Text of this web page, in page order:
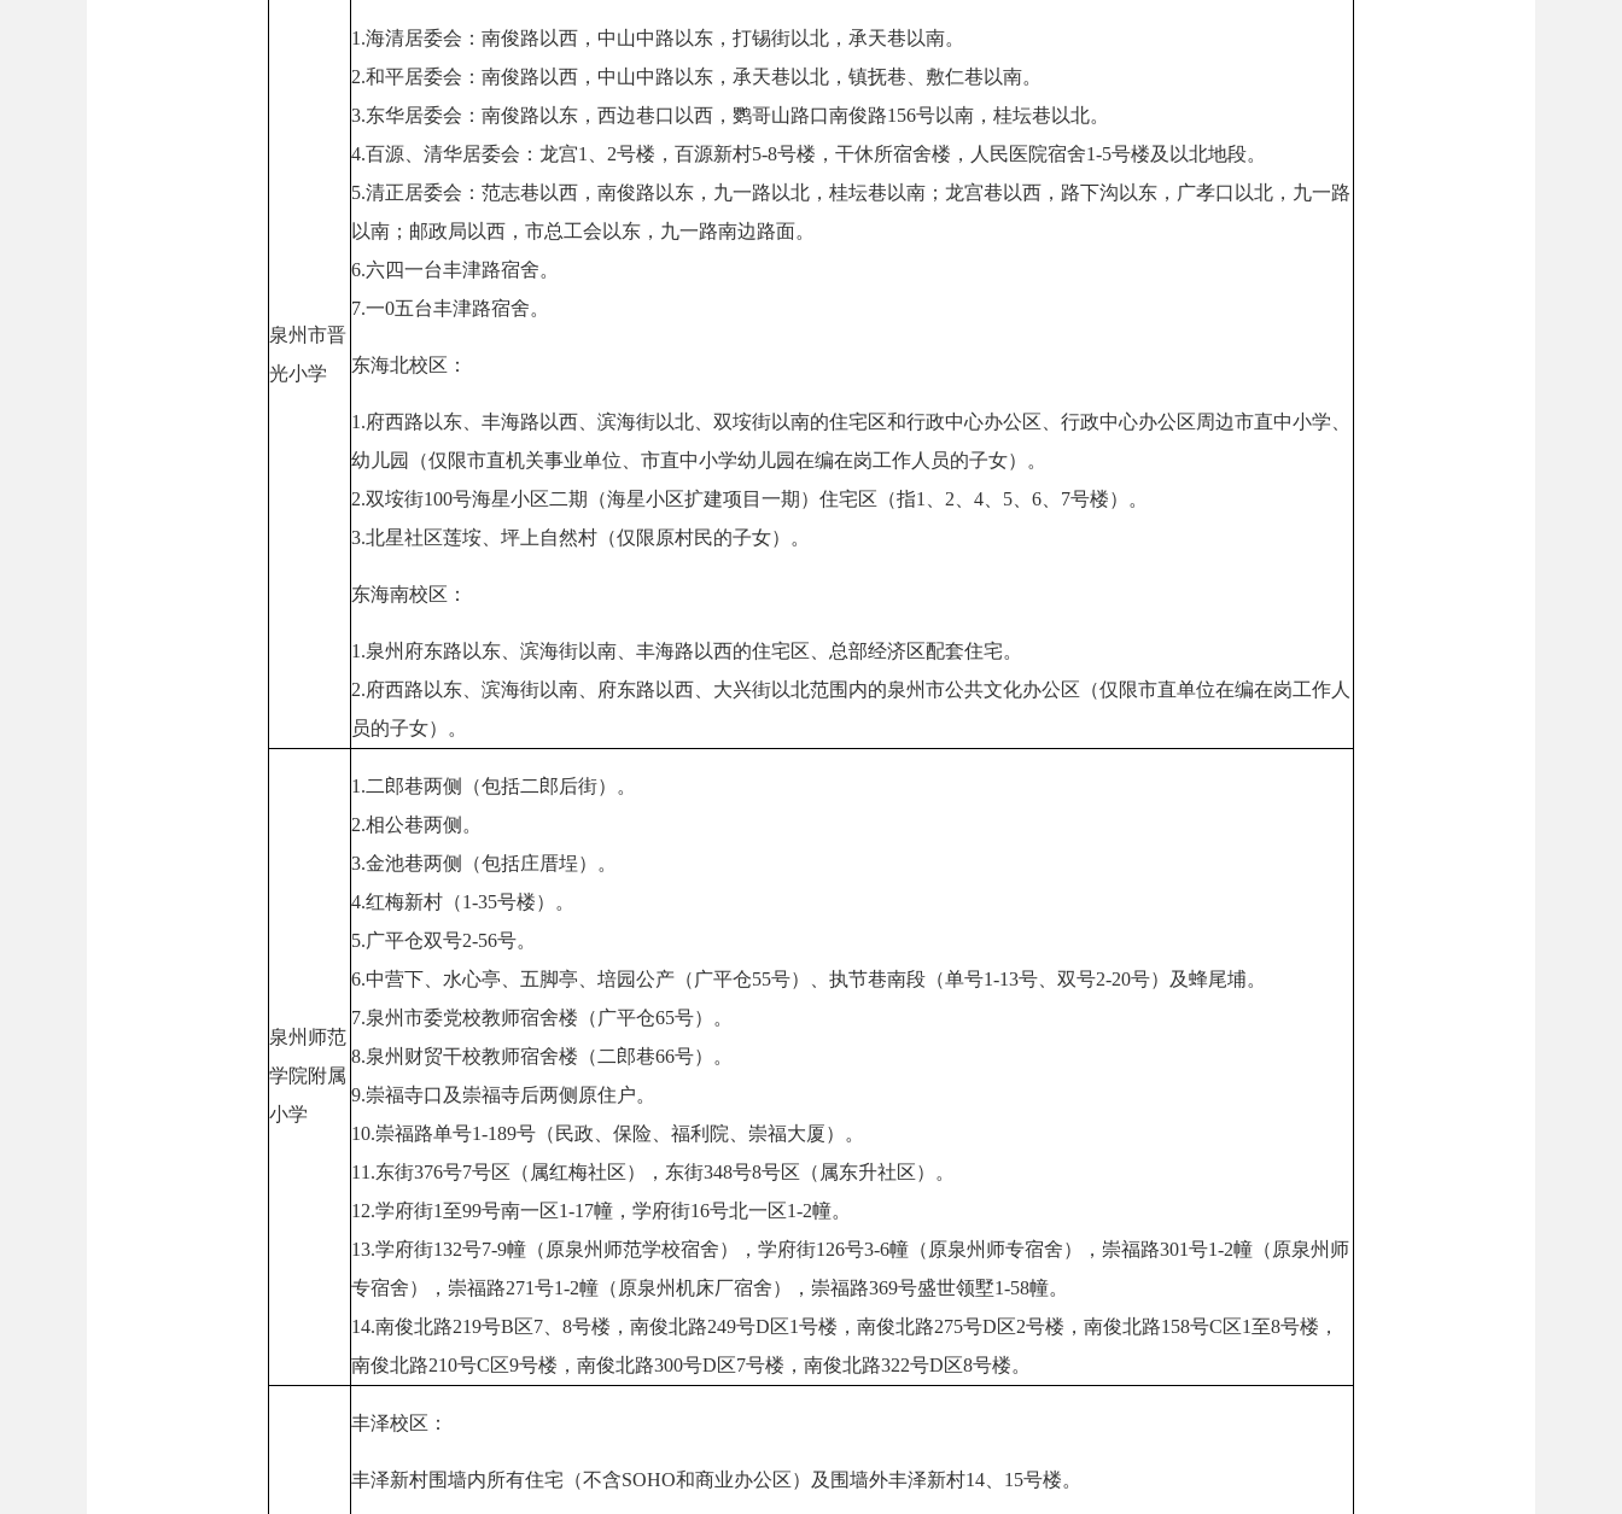
泉州市晋
光小学
1.海清居委会：南俊路以西，中山中路以东，打锡街以北，承天巷以南。
2.和平居委会：南俊路以西，中山中路以东，承天巷以北，镇抚巷、敷仁巷以南。
3.东华居委会：南俊路以东，西边巷口以西，鹦哥山路口南俊路156号以南，桂坛巷以北。
4.百源、清华居委会：龙宫1、2号楼，百源新村5-8号楼，干休所宿舍楼，人民医院宿舍1-5号楼及以北地段。
5.清正居委会：范志巷以西，南俊路以东，九一路以北，桂坛巷以南；龙宫巷以西，路下沟以东，广孝口以北，九一路
以南；邮政局以西，市总工会以东，九一路南边路面。
6.六四一台丰津路宿舍。
7.一0五台丰津路宿舍。
东海北校区：
1.府西路以东、丰海路以西、滨海街以北、双垵街以南的住宅区和行政中心办公区、行政中心办公区周边市直中小学、
幼儿园（仅限市直机关事业单位、市直中小学幼儿园在编在岗工作人员的子女）。
2.双垵街100号海星小区二期（海星小区扩建项目一期）住宅区（指1、2、4、5、6、7号楼）。
3.北星社区莲垵、坪上自然村（仅限原村民的子女）。
东海南校区：
1.泉州府东路以东、滨海街以南、丰海路以西的住宅区、总部经济区配套住宅。
2.府西路以东、滨海街以南、府东路以西、大兴街以北范围内的泉州市公共文化办公区（仅限市直单位在编在岗工作人
员的子女）。
泉州师范
学院附属
小学
1.二郎巷两侧（包括二郎后街）。
2.相公巷两侧。
3.金池巷两侧（包括庄厝埕）。
4.红梅新村（1-35号楼）。
5.广平仓双号2-56号。
6.中营下、水心亭、五脚亭、培园公产（广平仓55号）、执节巷南段（单号1-13号、双号2-20号）及蜂尾埔。
7.泉州市委党校教师宿舍楼（广平仓65号）。
8.泉州财贸干校教师宿舍楼（二郎巷66号）。
9.崇福寺口及崇福寺后两侧原住户。
10.崇福路单号1-189号（民政、保险、福利院、崇福大厦）。
11.东街376号7号区（属红梅社区），东街348号8号区（属东升社区）。
12.学府街1至99号南一区1-17幢，学府街16号北一区1-2幢。
13.学府街132号7-9幢（原泉州师范学校宿舍），学府街126号3-6幢（原泉州师专宿舍），崇福路301号1-2幢（原泉州师
专宿舍），崇福路271号1-2幢（原泉州机床厂宿舍），崇福路369号盛世领墅1-58幢。
14.南俊北路219号B区7、8号楼，南俊北路249号D区1号楼，南俊北路275号D区2号楼，南俊北路158号C区1至8号楼，
南俊北路210号C区9号楼，南俊北路300号D区7号楼，南俊北路322号D区8号楼。
丰泽校区：
丰泽新村围墙内所有住宅（不含SOHO和商业办公区）及围墙外丰泽新村14、15号楼。